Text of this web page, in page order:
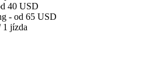
40 USD
- od 65 USD
jízda